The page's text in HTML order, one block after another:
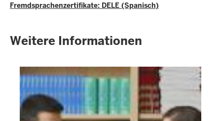
Fremdsprachenzertifikate: DELE (Spanisch)
Weitere Informationen